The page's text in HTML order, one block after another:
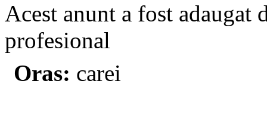
Acest anunt a fost adaugat
profesional
Oras: carei